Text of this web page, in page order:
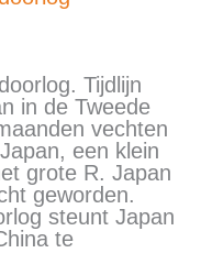
Tijdlijn
in de Tweede
vechten
een klein
grote R. Japan
geworden.
steunt Japan
te